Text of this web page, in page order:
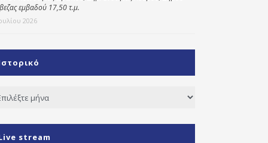
εμβαδού 17,50 τ.μ.
2026
stream